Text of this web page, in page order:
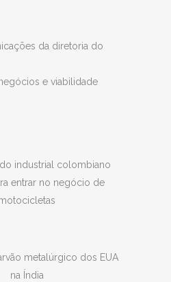
da diretoria do
e viabilidade
industrial colombiano
entrar no negócio de
metalúrgico dos EUA
na Índia